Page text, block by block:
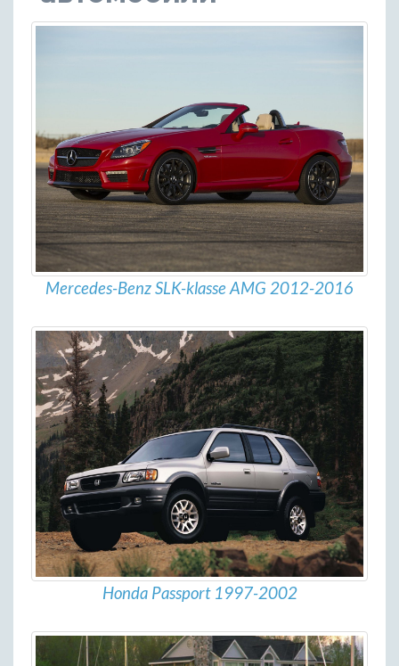
Mercedes-Benz SLK-klasse AMG 2012-2016
Honda Passport 1997-2002